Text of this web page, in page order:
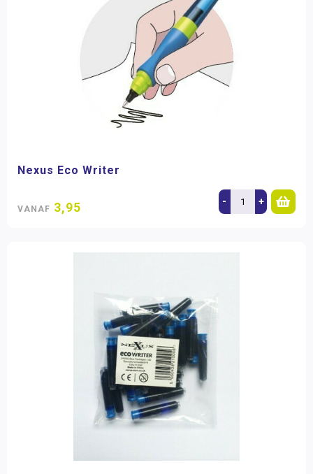
Nexus Eco Writer
VANAF 3,95 - +